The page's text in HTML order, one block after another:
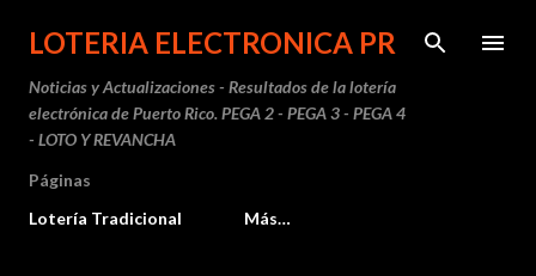
Ir al contenido principal
LOTERIA ELECTRONICA PR
Noticias y Actualizaciones - Resultados de la lotería
electrónica de Puerto Rico. PEGA 2 - PEGA 3 - PEGA 4
- LOTO Y REVANCHA
Páginas
Lotería Tradicional
Más…